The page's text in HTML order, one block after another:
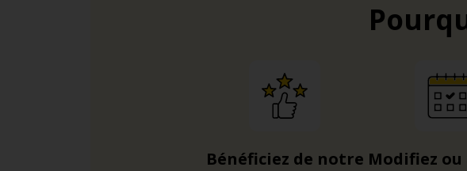
Bénéficiez de notre Modifiez